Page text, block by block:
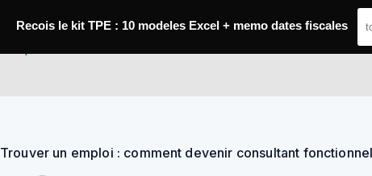
Trouver un emploi : comment devenir consultant
Recois le kit TPE : 10 modeles Excel + memo dates fiscales